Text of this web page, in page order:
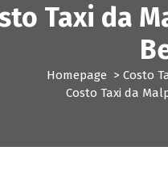
Taxi da
Homepage > Costo
Costo Taxi da